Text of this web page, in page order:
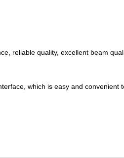
reliable quality, excellent beam
which is easy and convenient